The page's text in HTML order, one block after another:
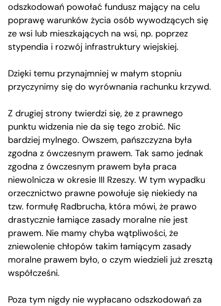
odszkodowań powołać fundusz mający na celu
poprawę warunków życia osób wywodzących się
ze wsi lub mieszkających na wsi, np. poprzez
stypendia i rozwój infrastruktury wiejskiej.
Dzięki temu przynajmniej w małym stopniu
przyczynimy się do wyrównania rachunku krzywd.
Z drugiej strony twierdzi się, że z prawnego
punktu widzenia nie da się tego zrobić. Nic
bardziej mylnego. Owszem, pańszczyzna była
zgodna z ówczesnym prawem. Tak samo jednak
zgodna z ówczesnym prawem była praca
niewolnicza w okresie III Rzeszy. W tym wypadku
orzecznictwo prawne powołuje się niekiedy na
tzw. formułę Radbrucha, która mówi, że prawo
drastycznie łamiące zasady moralne nie jest
prawem. Nie mamy chyba wątpliwości, że
zniewolenie chłopów takim łamiącym zasady
moralne prawem było, o czym wiedzieli już zresztą
współcześni.
Poza tym nigdy nie wypłacano odszkodowań za